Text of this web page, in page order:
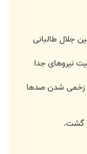
جلال طالبانی
نیروهای جدا
و زخمی شدن صدها